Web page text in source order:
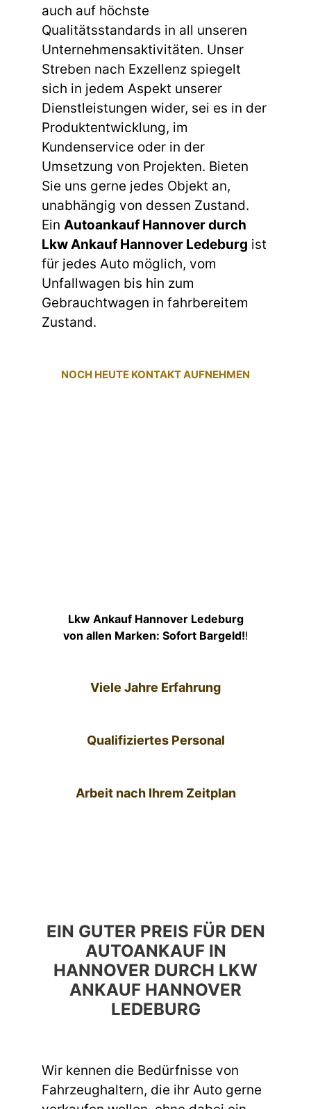
auch auf höchste
Qualitätsstandards in all unseren
Unternehmensaktivitäten. Unser
Streben nach Exzellenz spiegelt
sich in jedem Aspekt unserer
Dienstleistungen wider, sei es in der
Produktentwicklung, im
Kundenservice oder in der
Umsetzung von Projekten. Bieten
Sie uns gerne jedes Objekt an,
unabhängig von dessen Zustand.
Ein Autoankauf Hannover durch
Lkw Ankauf Hannover Ledeburg ist
für jedes Auto möglich, vom
Unfallwagen bis hin zum
Gebrauchtwagen in fahrbereitem
Zustand.
NOCH HEUTE KONTAKT AUFNEHMEN
Lkw Ankauf Hannover Ledeburg
von allen Marken: Sofort Bargeld!!
Viele Jahre Erfahrung
Qualifiziertes Personal
Arbeit nach Ihrem Zeitplan
EIN GUTER PREIS FÜR DEN
AUTOANKAUF IN
HANNOVER DURCH LKW
ANKAUF HANNOVER
LEDEBURG
Wir kennen die Bedürfnisse von
Fahrzeughaltern, die ihr Auto gerne